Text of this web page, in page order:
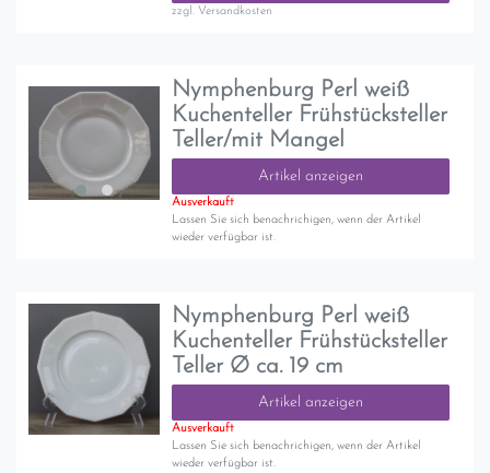
zzgl. Versandkosten
Nymphenburg Perl weiß
Kuchenteller Frühstücksteller
Teller/mit Mangel
Artikel anzeigen
Ausverkauft
Lassen Sie sich benachrichigen, wenn der Artikel
wieder verfügbar ist.
Nymphenburg Perl weiß
Kuchenteller Frühstücksteller
Teller Ø ca. 19 cm
Artikel anzeigen
Ausverkauft
Lassen Sie sich benachrichigen, wenn der Artikel
wieder verfügbar ist.